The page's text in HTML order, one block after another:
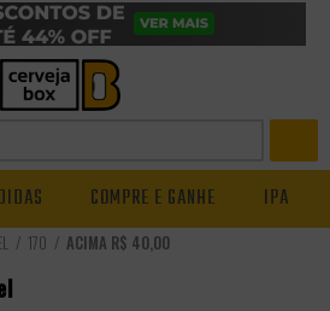
COMPRE E GANHE IPA
170 ACIMA R$ 40,00